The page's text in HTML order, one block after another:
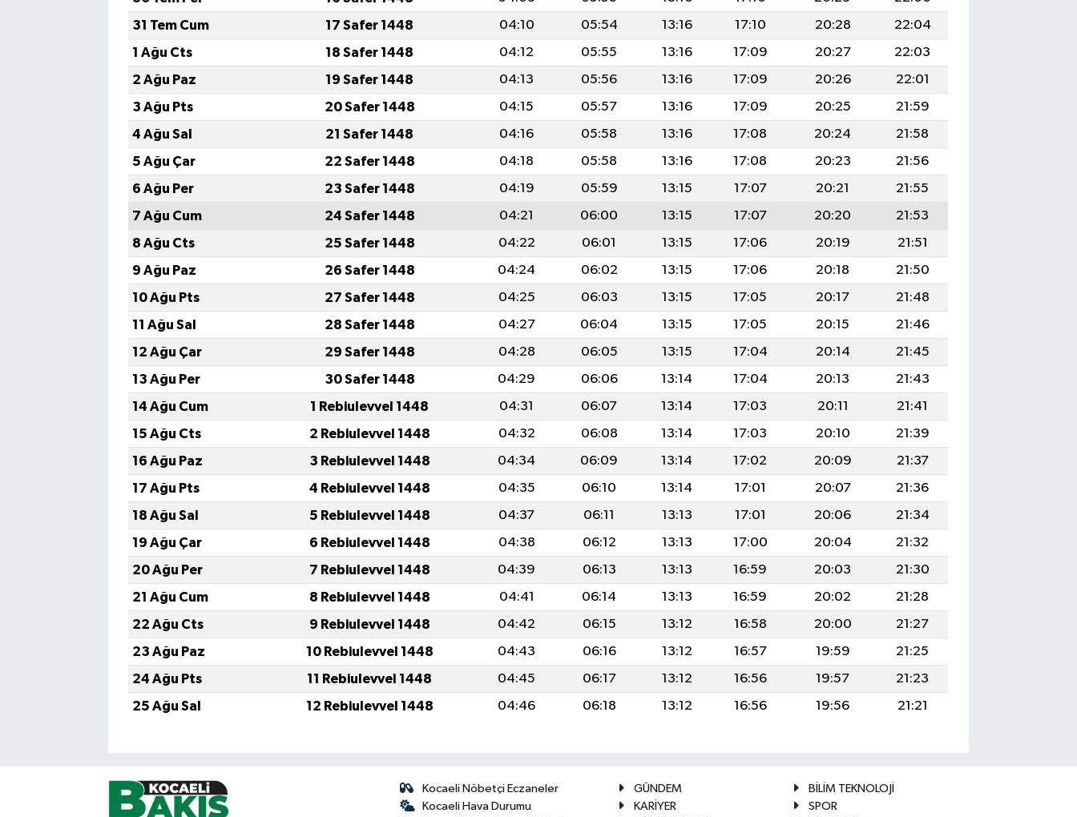
31 Tem Cum
17 Safer 1448 04:10 05:54 13:16 17:10 20:28
22:04
1 Ağu Cts
18 Safer 1448 04:12 05:55 13:16 17:09 20:27
22:03
2 Ağu Paz
19 Safer 1448 04:13 05:56 13:16 17:09 20:26
22:01
3 Ağu Pts
20 Safer 1448 04:15 05:57 13:16 17:09 20:25
21:59
4 Ağu Sal
21 Safer 1448 04:16 05:58 13:16 17:08 20:24
21:58
5 Ağu Çar
22 Safer 1448 04:18 05:58 13:16 17:08 20:23
21:56
6 Ağu Per
23 Safer 1448 04:19 05:59 13:15 17:07 20:21
21:55
7 Ağu Cum
24 Safer 1448 04:21 06:00 13:15 17:07 20:20
21:53
8 Ağu Cts
25 Safer 1448 04:22 06:01 13:15 17:06 20:19
21:51
9 Ağu Paz
26 Safer 1448 04:24 06:02 13:15 17:06 20:18
21:50
10 Ağu Pts
27 Safer 1448 04:25 06:03 13:15 17:05 20:17
21:48
11 Ağu Sal
28 Safer 1448 04:27 06:04 13:15 17:05 20:15
21:46
12 Ağu Çar
29 Safer 1448 04:28 06:05 13:15 17:04 20:14
21:45
13 Ağu Per
30 Safer 1448 04:29 06:06 13:14 17:04 20:13
21:43
14 Ağu Cum
1 Rebiulevvel 1448 04:31 06:07 13:14 17:03 20:11
21:41
15 Ağu Cts
2 Rebiulevvel 1448 04:32 06:08 13:14 17:03 20:10
21:39
16 Ağu Paz
3 Rebiulevvel 1448 04:34 06:09 13:14 17:02 20:09
21:37
17 Ağu Pts
4 Rebiulevvel 1448 04:35 06:10 13:14 17:01 20:07
21:36
18 Ağu Sal
5 Rebiulevvel 1448 04:37 06:11 13:13 17:01 20:06
21:34
19 Ağu Çar
6 Rebiulevvel 1448 04:38 06:12 13:13 17:00 20:04
21:32
20 Ağu Per
7 Rebiulevvel 1448 04:39 06:13 13:13 16:59 20:03
21:30
21 Ağu Cum
8 Rebiulevvel 1448 04:41 06:14 13:13 16:59 20:02
21:28
22 Ağu Cts
9 Rebiulevvel 1448 04:42 06:15 13:12 16:58 20:00
21:27
23 Ağu Paz
10 Rebiulevvel 1448 04:43 06:16 13:12 16:57 19:59
21:25
24 Ağu Pts
11 Rebiulevvel 1448 04:45 06:17 13:12 16:56 19:57
21:23
25 Ağu Sal
12 Rebiulevvel 1448 04:46 06:18 13:12 16:56 19:56 21:21
Kocaeli Nöbetçi Eczaneler
Kocaeli Hava Durumu
GÜNDEM
BİLİM TEKNOLOJİ
KARİYER
SPOR